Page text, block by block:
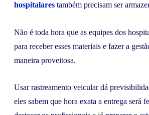
hospitalares também precisam ser
Não é toda hora que as equipes dos
para receber esses materiais e fazer a
maneira proveitosa.
Usar rastreamento veicular dá
eles sabem que hora exata a entrega será